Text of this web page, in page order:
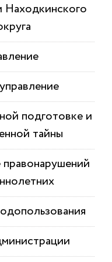
Находкинского
подготовке и
тайны